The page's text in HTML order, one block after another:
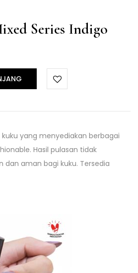
Series Indigo
kuku yang menyediakan berbagai
Hasil pulasan tidak
aman bagi kuku. Tersedia